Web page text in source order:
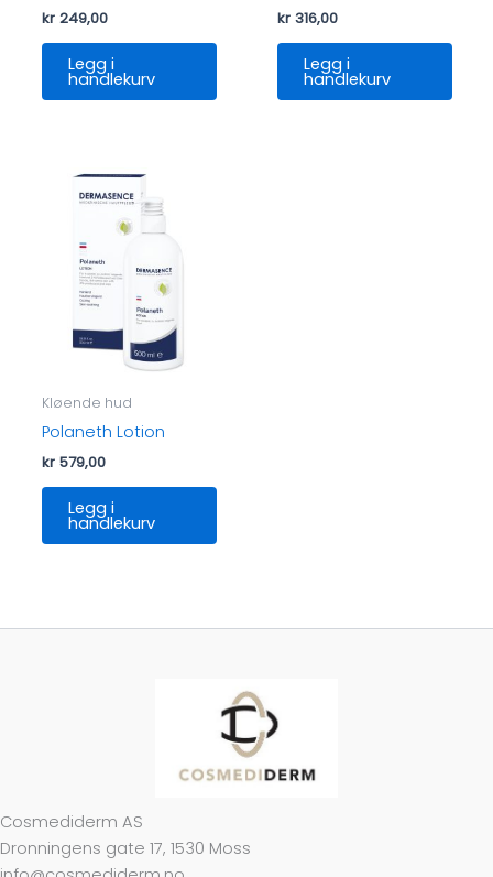
kr249,00
Legg i
handlekurv
kr316,00
Legg i
handlekurv
Kløende hud
Polaneth Lotion
kr579,00
Legg i
handlekurv
Cosmediderm AS
Dronningens gate 17, 1530 Moss